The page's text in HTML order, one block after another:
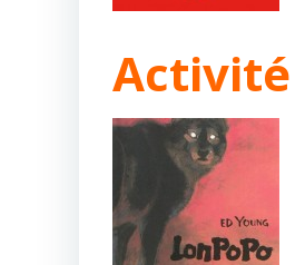
Activité